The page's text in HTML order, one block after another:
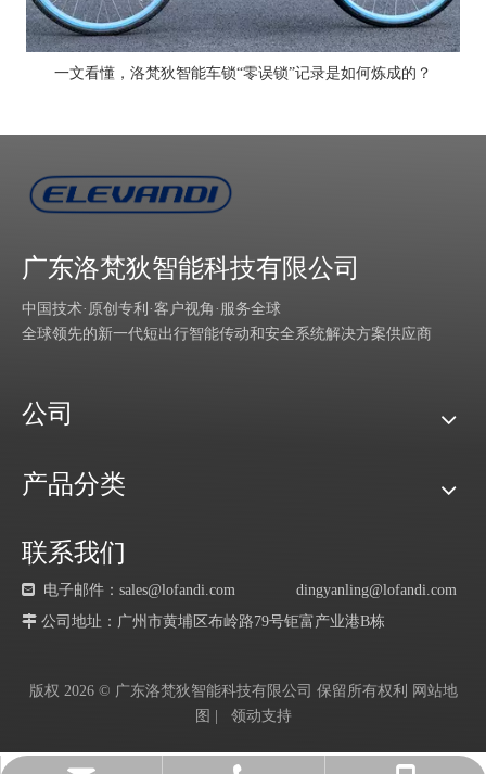
一文看懂，洛梵狄智能车锁“零误锁”记录是如何炼成的？
广东洛梵狄智能科技有限公司
中国技术·原创专利·客户视角·服务全球
全球领先的新一代短出行智能传动和安全系统解决方案供应商
公司
产品分类
联系我们
 电子邮件：sales@lofandi.com dingyanling@lofandi.com
 公司地址：广州市黄埔区布岭路79号钜富产业港B栋
版权 2026© 广东洛梵狄智能科技有限公司 保留所有权利
网站地
图 | 领动支持